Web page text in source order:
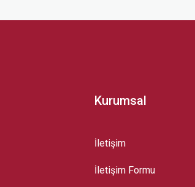
Kurumsal
İletişim
İletişim Formu